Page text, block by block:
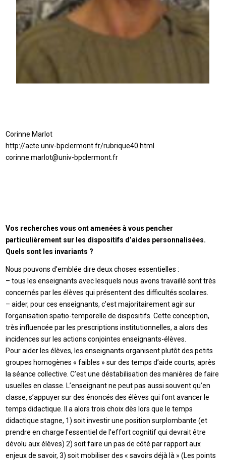
Corinne Marlot
http://acte.univ-bpclermont.fr/rubrique40.html
corinne.marlot@univ-bpclermont.fr
Vos recherches vous ont amenées à vous pencher
particulièrement sur les dispositifs d’aides personnalisées.
Quels sont les invariants ?
Nous pouvons d’emblée dire deux choses essentielles :
– tous les enseignants avec lesquels nous avons travaillé sont très
concernés par les élèves qui présentent des difficultés scolaires.
– aider, pour ces enseignants, c’est majoritairement agir sur
l’organisation spatio-temporelle de dispositifs. Cette conception,
très influencée par les prescriptions institutionnelles, a alors des
incidences sur les actions conjointes enseignants-élèves.
Pour aider les élèves, les enseignants organisent plutôt des petits
groupes homogènes « faibles » sur des temps d’aide courts, après
la séance collective. C’est une déstabilisation des manières de faire
usuelles en classe. L’enseignant ne peut pas aussi souvent qu’en
classe, s’appuyer sur des énoncés des élèves qui font avancer le
temps didactique. Il a alors trois choix dès lors que le temps
didactique stagne, 1) soit investir une position surplombante (et
prendre en charge l’essentiel de l’effort cognitif qui devrait être
dévolu aux élèves) 2) soit faire un pas de côté par rapport aux
enjeux de savoir, 3) soit mobiliser des « savoirs déjà là » (Les points